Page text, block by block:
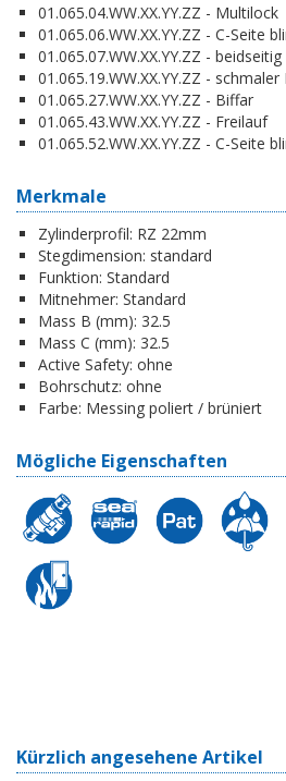
01.065.04.WW.XX.YY.ZZ - Multilock
01.065.06.WW.XX.YY.ZZ - C-Seite
01.065.07.WW.XX.YY.ZZ -
01.065.19.WW.XX.YY.ZZ -
01.065.27.WW.XX.YY.ZZ - Biffar
01.065.43.WW.XX.YY.ZZ - Freilauf
01.065.52.WW.XX.YY.ZZ - C-Seite
Merkmale
Zylinderprofil: RZ 22mm
Stegdimension: standard
Funktion: Standard
Mitnehmer: Standard
Mass B (mm): 32.5
Mass C (mm): 32.5
Active Safety: ohne
Bohrschutz: ohne
Farbe: Messing poliert / brüniert
Mögliche Eigenschaften
Kürzlich angesehene Artikel